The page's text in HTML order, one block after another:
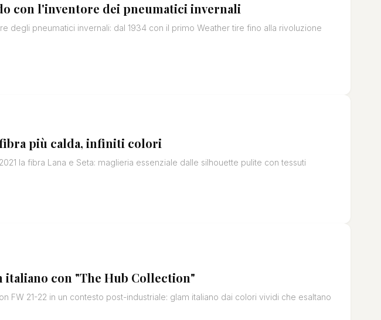
con l'inventore dei pneumatici invernali
degli pneumatici invernali: dal 1934 con il primo Weather tire fino alla rivoluzione
fibra più calda, infiniti colori
la fibra Lana e Seta: maglieria essenziale dalle silhouette pulite con tessuti
italiano con "The Hub Collection"
FW 21-22 in un contesto post-industriale: glam italiano dai colori vividi che esaltano